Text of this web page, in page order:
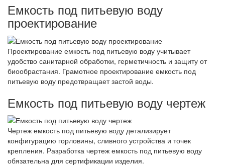
Емкость под питьевую воду
проектирование
Проектирование емкость под питьевую воду учитывает
удобство санитарной обработки, герметичность и защиту от
биообрастания. Грамотное проектирование емкость под
питьевую воду предотвращает застой воды.
Емкость под питьевую воду чертеж
Чертеж емкость под питьевую воду детализирует
конфигурацию горловины, сливного устройства и точек
крепления. Разработка чертеж емкость под питьевую воду
обязательна для сертификации изделия.